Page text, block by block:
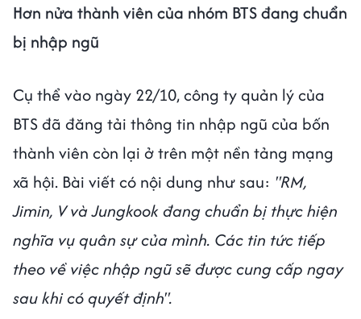
Hơn nửa thành viên của nhóm BTS đang chuẩn
bị nhập ngũ
Cụ thể vào ngày 22/10, công ty quản lý của
BTS đã đăng tải thông tin nhập ngũ của bốn
thành viên còn lại ở trên một nền tảng mạng
xã hội. Bài viết có nội dung như sau: "RM,
Jimin, V và Jungkook đang chuẩn bị thực hiện
nghĩa vụ quân sự của mình. Các tin tức tiếp
theo về việc nhập ngũ sẽ được cung cấp ngay
sau khi có quyết định".